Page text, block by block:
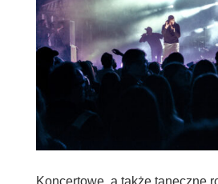
Koncertowe, a także taneczne